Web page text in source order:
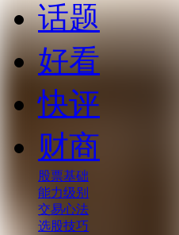
话题
好看
快评
财商
股票基础
能力级别
交易心法
选股技巧